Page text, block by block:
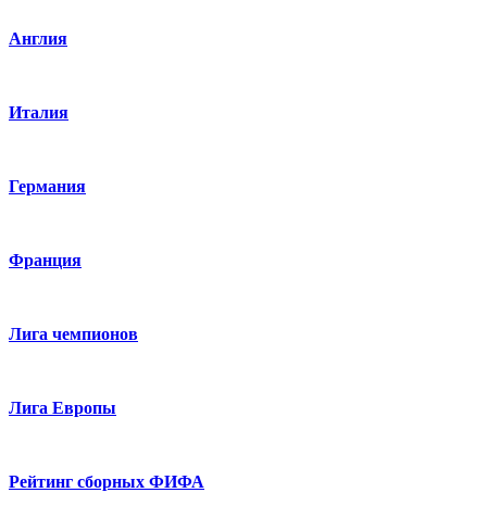
Англия
Италия
Германия
Франция
Лига чемпионов
Лига Европы
Рейтинг сборных ФИФА